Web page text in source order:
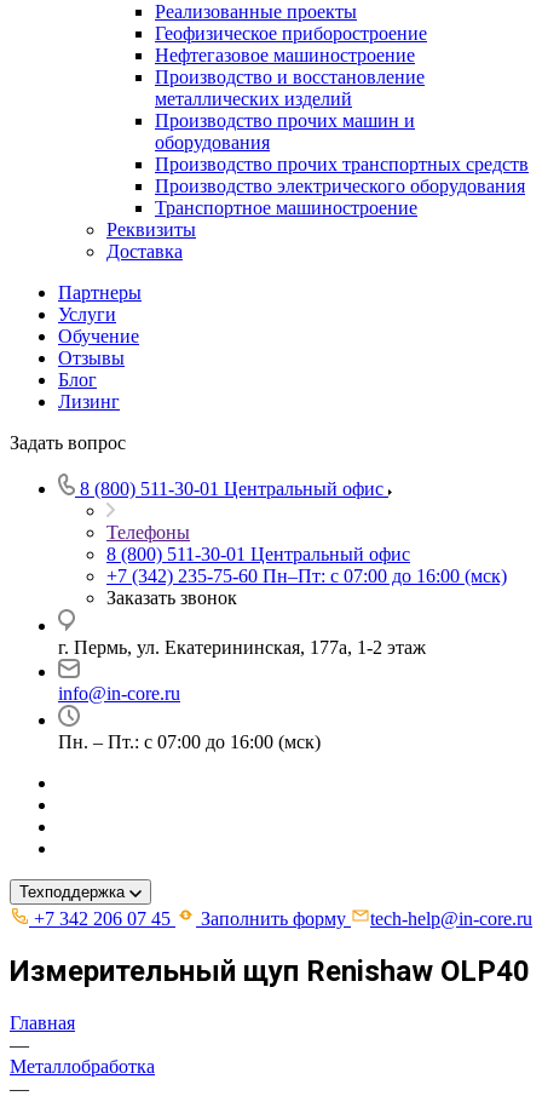
Реализованные проекты
Геофизическое приборостроение
Нефтегазовое машиностроение
Производство и восстановление
металлических изделий
Производство прочих машин и
оборудования
Производство прочих транспортных средств
Производство электрического оборудования
Транспортное машиностроение
Реквизиты
Доставка
Партнеры
Услуги
Обучение
Отзывы
Блог
Лизинг
Задать вопрос
8 (800) 511-30-01 Центральный офис
Телефоны
8 (800) 511-30-01 Центральный офис
+7 (342) 235-75-60 Пн–Пт: с 07:00 до 16:00 (мск)
Заказать звонок
г. Пермь, ул. ​Екатерининская, 177а, ​1-2 этаж
info@in-core.ru
Пн. – Пт.: с 07:00 до 16:00 (мск)
Техподдержка
+7 342 206 07 45 Заполнить форму tech-help@in-core.ru
Измерительный щуп Renishaw OLP40
Главная
—
Металлобработка
—